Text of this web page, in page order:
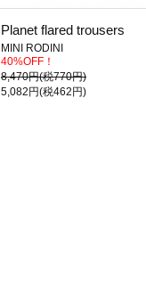
Planet flared trousers
MINI RODINI
40%OFF！
8,470円(税770円)
5,082円(税462円)